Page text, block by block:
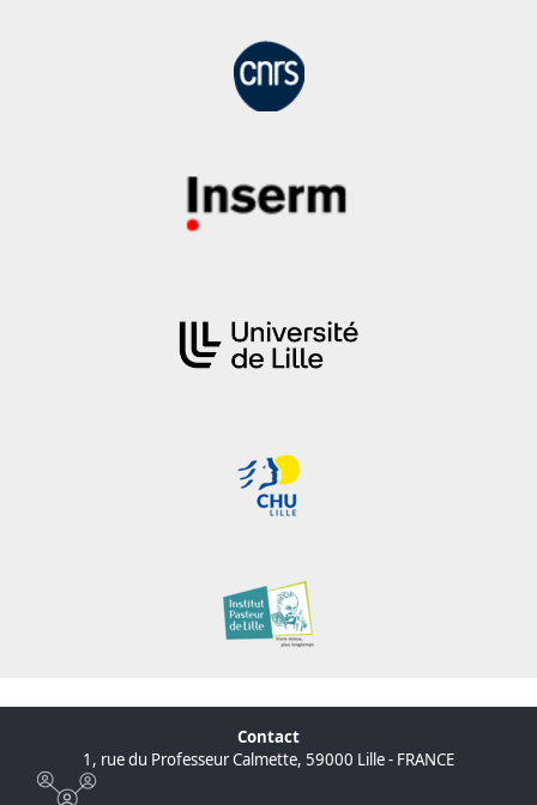
Contact
1, rue du Professeur Calmette, 59000 Lille - FRANCE